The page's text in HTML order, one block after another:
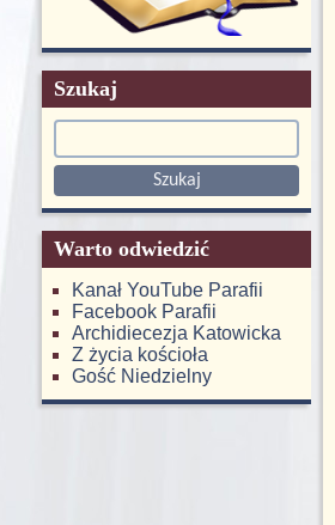
Szukaj
Warto odwiedzić
Kanał YouTube Parafii
Facebook Parafii
Archidiecezja Katowicka
Z życia kościoła
Gość Niedzielny